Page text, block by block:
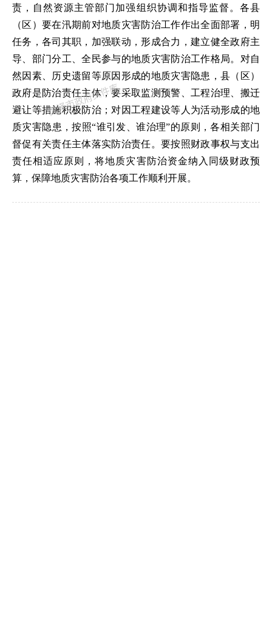
责，自然资源主管部门加强组织协调和指导监督。各县
（区）要在汛期前对地质灾害防治工作作出全面部署，明
任务，各司其职，加强联动，形成合力，建立健全政府主
导、部门分工、全民参与的地质灾害防治工作格局。对自
然因素、历史遗留等原因形成的地质灾害隐患，县（区）
政府是防治责任主体，要采取监测预警、工程治理、搬迁
避让等措施积极防治；对因工程建设等人为活动形成的地
质灾害隐患，按照“谁引发、谁治理”的原则，各相关部门
督促有关责任主体落实防治责任。要按照财政事权与支出
责任相适应原则，将地质灾害防治资金纳入同级财政预
算，保障地质灾害防治各项工作顺利开展。